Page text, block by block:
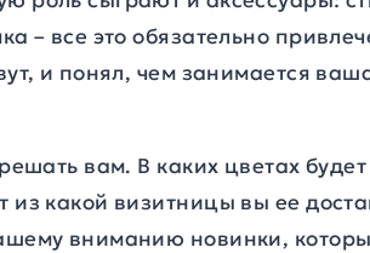
– все это обязательно
и понял, чем занимается
вам. В каких цветах
какой визитницы вы ее
вниманию новинки,